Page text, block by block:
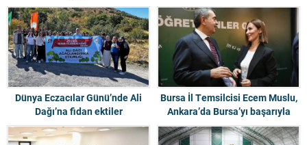
Dünya Eczacılar Günü’nde Ali
Dağı’na fidan ektiler
Bursa İl Temsilcisi Ecem Muslu,
Ankara’da Bursa’yı başarıyla
temsil etti